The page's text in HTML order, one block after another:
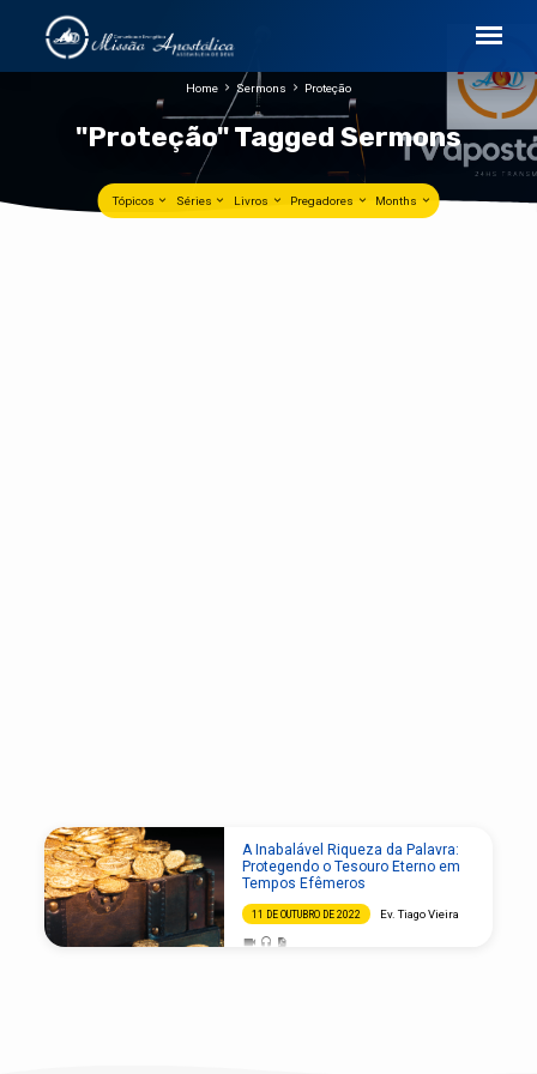
"Proteção" Tagged Sermons
Home Sermons Proteção
Tópicos Séries Livros Pregadores Months
"Proteção"
Tagged
Sermons
A Inabalável Riqueza da Palavra:
Protegendo o Tesouro Eterno em
Tempos Efêmeros
11 DE OUTUBRO DE 2022 Ev. Tiago Vieira